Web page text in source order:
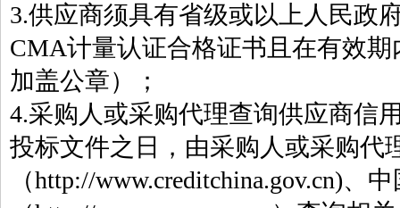
3.供应商须具有省级或以上人民政
CMA计量认证合格证书且在有效
加盖公章）；
4.采购人或采购代理查询供应商信
投标文件之日，由采购人或采购代
（http://www.creditchina.gov.cn)、